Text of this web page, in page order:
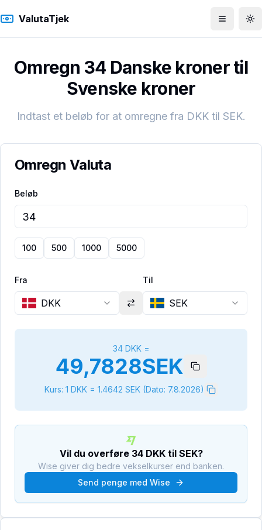
ValutaTjek Åbn menu
Omregn 34 Danske kroner til
Svenske kroner
Indtast et beløb for at omregne fra DKKtil SEK.
Omregn Valuta
Beløb
100 500 1000 5000
Fra
DKK
Til
SEK
34 DKK=
49,7828SEK
Kurs: 1 DKK= 1.4642 SEK(Dato: 7.8.2026)
Vil du overføre 34 DKKtil SEK?
Wise giver dig bedre vekselkurser end banken.
Send penge med Wise